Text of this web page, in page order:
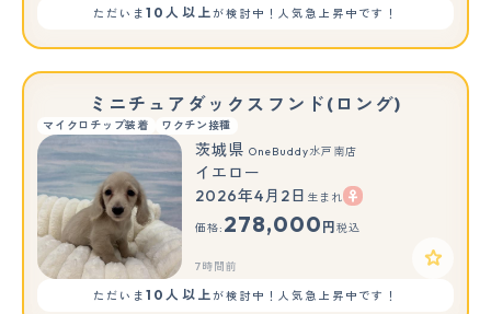
ただいま10人以上が検討中！人気急上昇中です！
ミニチュアダックスフンド(ロング)
マイクロチップ装着 ワクチン接種
茨城県 OneBuddy水戸南店
イエロー
2026年4月2日 生まれ
価格: 278,000 円 税込
7時間前
ただいま10人以上が検討中！人気急上昇中です！